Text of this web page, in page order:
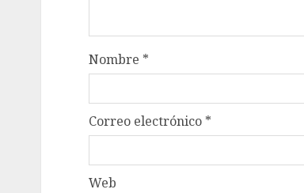
Nombre *
Correo electrónico *
Web